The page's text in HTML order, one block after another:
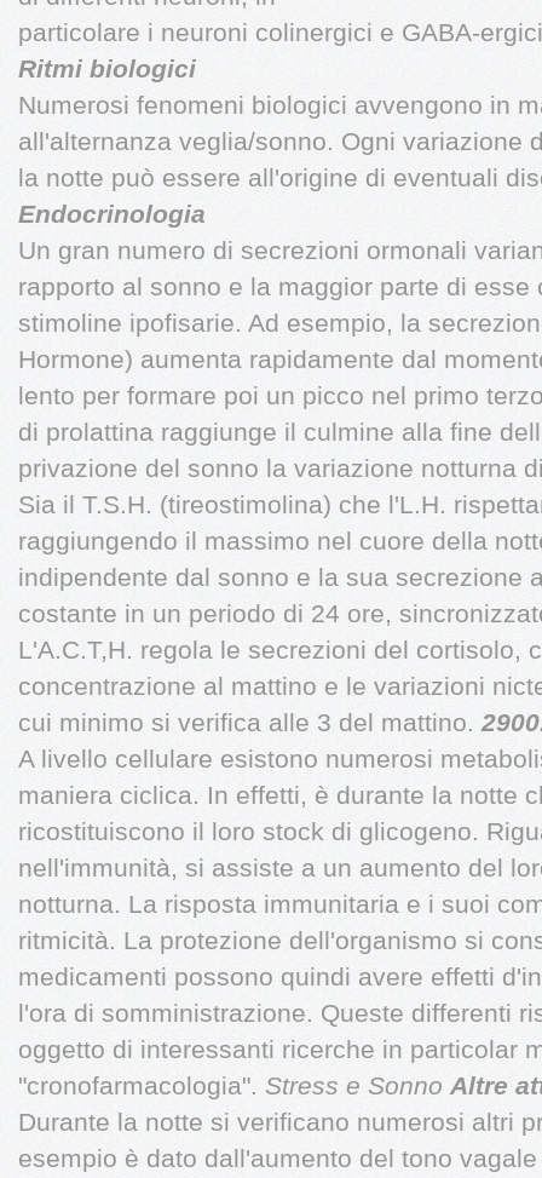
particolare i neuroni colinergici e GABA-
Ritmi biologici
Numerosi fenomeni biologici avvengono in
all'alternanza veglia/sonno. Ogni variazione
la notte può essere all'origine di eventuali
Endocrinologia
Un gran numero di secrezioni ormonali
rapporto al sonno e la maggior parte di
stimoline ipofisarie. Ad esempio, la
Hormone) aumenta rapidamente dal
lento per formare poi un picco nel primo
di prolattina raggiunge il culmine alla fine
privazione del sonno la variazione notturna
Sia il T.S.H. (tireostimolina) che l'L.H.
raggiungendo il massimo nel cuore della
indipendente dal sonno e la sua secrezione
costante in un periodo di 24 ore,
L'A.C.T,H. regola le secrezioni del cortisolo,
concentrazione al mattino e le variazioni
cui minimo si verifica alle 3 del mattino.
A livello cellulare esistono numerosi
maniera ciclica. In effetti, è durante la notte
ricostituiscono il loro stock di glicogeno.
nell'immunità, si assiste a un aumento del
notturna. La risposta immunitaria e i suoi
ritmicità. La protezione dell'organismo si
medicamenti possono quindi avere effetti
l'ora di somministrazione. Queste differenti
oggetto di interessanti ricerche in particolar
"cronofarmacologia". Stress e Sonno Altre
Durante la notte si verificano numerosi altri
esempio è dato dall'aumento del tono